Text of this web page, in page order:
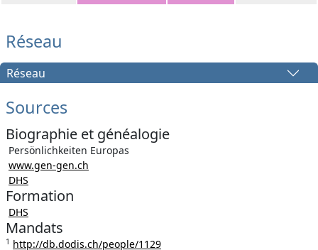
Réseau
Réseau
Sources
Biographie et généalogie
Persönlichkeiten Europas
www.gen-gen.ch
DHS
Formation
DHS
Mandats
1 http://db.dodis.ch/people/1129